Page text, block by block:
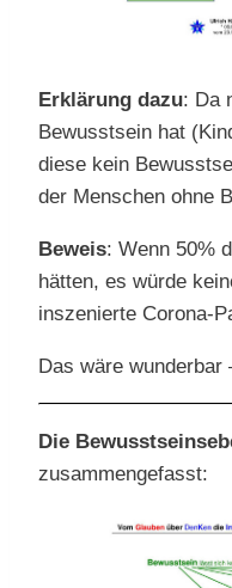
Erklärung dazu: Da
Bewusstsein hat
diese kein
der Menschen ohne
Beweis: Wenn 50%
hätten, es würde
inszenierte Corona-
Das wäre
Die
zusammengefasst: